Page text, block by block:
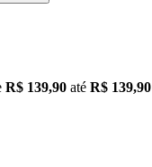
R$ 139,90 até R$ 139,90